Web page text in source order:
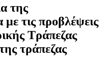
της
τις προβλέψεις
Τράπεζας
τράπεζας